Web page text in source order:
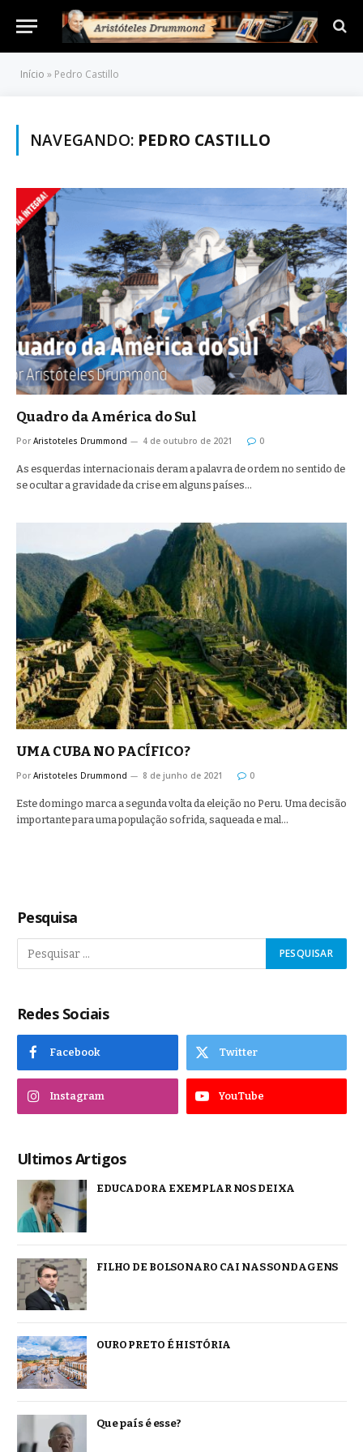
Início » Pedro Castillo
NAVEGANDO: PEDRO CASTILLO
Quadro da América do Sul
Por Aristoteles Drummond 4 de outubro de 2021 0
As esquerdas internacionais deram a palavra de ordem no sentido de
se ocultar a gravidade da crise em alguns países…
UMA CUBA NO PACÍFICO?
Por Aristoteles Drummond 8 de junho de 2021 0
Este domingo marca a segunda volta da eleição no Peru. Uma decisão
importante para uma população sofrida, saqueada e mal…
Pesquisa
Redes Sociais
Facebook Twitter
Instagram YouTube
Ultimos Artigos
EDUCADORA EXEMPLAR NOS DEIXA
FILHO DE BOLSONARO CAI NAS SONDAGENS
OURO PRETO É HISTÓRIA
Que país é esse?